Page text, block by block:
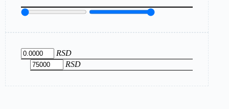
RSD
RSD